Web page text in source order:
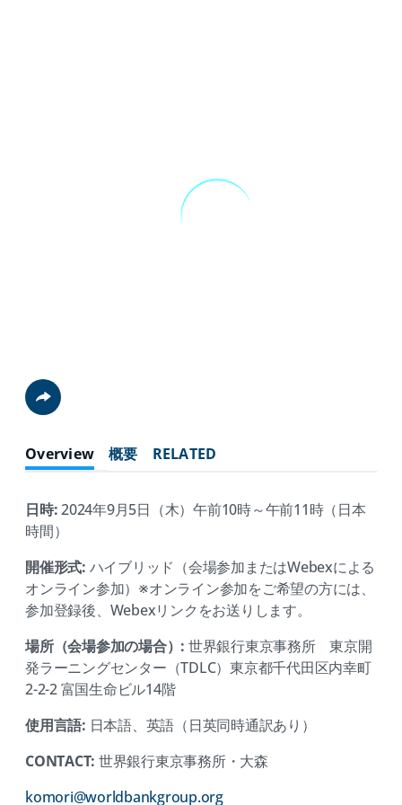
Share
Overview 概要 RELATED
日時:2024年9月5日（木）午前10時～午前11時（日本
時間）
開催形式: ハイブリッド（会場参加またはWebexによる
オンライン参加）※オンライン参加をご希望の方には、
参加登録後、Webexリンクをお送りします。
場所（会場参加の場合）: 世界銀行東京事務所 東京開
発ラーニングセンター（TDLC）東京都千代田区内幸町
2-2-2 富国生命ビル14階
使用言語: 日本語、英語（日英同時通訳あり）
CONTACT: 世界銀行東京事務所・大森
komori@worldbankgroup.org(opens